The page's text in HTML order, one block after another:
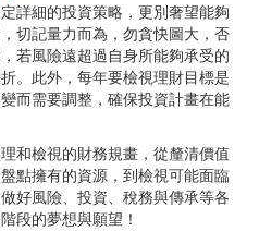
詳細的投資策略，更別奢望能夠
切記量力而為，勿貪快圖大，否
若風險遠超過自身所能夠承受的
。此外，每年要檢視理財目標是
而需要調整，確保投資計畫在能
和檢視的財務規畫，從釐清價值
點擁有的資源，到檢視可能面臨
好風險、投資、稅務與傳承等各
段的夢想與願望！